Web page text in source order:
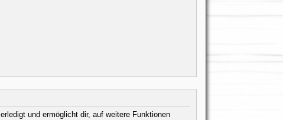
und ermöglicht dir, auf weitere Funktionen